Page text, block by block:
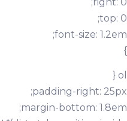
top: 0;
font-size: 1.2em;
}
ol {
padding-right: 25px;
margin-bottom: 1.8em;